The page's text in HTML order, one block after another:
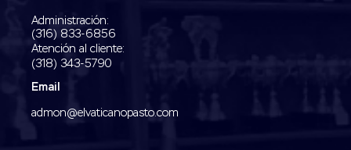
Administración:
‭(316) 833-6856‬
Atención al cliente:
(318) 343-5790‬
Email
admon@elvaticanopasto.com